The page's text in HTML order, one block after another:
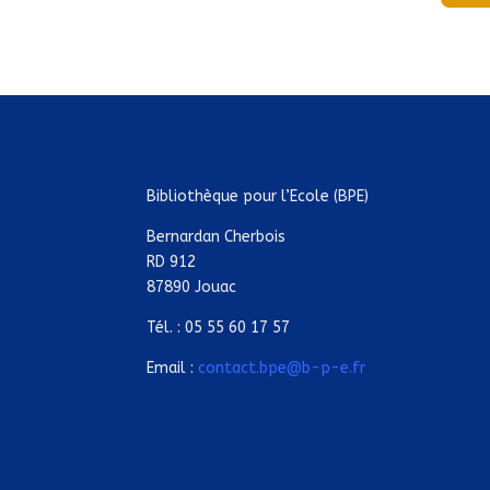
Bibliothèque pour l’Ecole (BPE)
Bernardan Cherbois
RD 912
87890 Jouac
Tél. : 05 55 60 17 57
Email : contact.bpe@b-p-e.fr